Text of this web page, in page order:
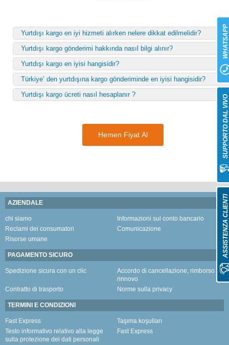
Yurtdışı kargo en iyi hizmeti alırken nelere dikkat edilmelidir?
Yurtdışı kargo gönderimi hakkında nasıl bilgi alınır?
Yurtdışı kargo en iyisi hangisidir?
Türkiye’ den yurtdışına kargo gönderiminde en iyisi hangisidir?
Yurtdışı kargo ücreti nasıl hesaplanır ?
Hemen Fiyat Al
AZIENDALE
chi siamo
Informazioni sul conto bancario
Reclami dei consumatori
Comunicazione
Risorse umane
PAGAMENTO SICURO
Spedizione sicura con un clic
Accordo di cancellazione, rimborso e
rinnovo
Contratto di trasporto
Norme sulla privacy
TERMINI E CONDIZIONI
Fast Express
Taşıma koşulları
Testo informativo relativo alla legge
sulla protezione dei dati personali
Fast Express
ASSISTENZA CLIENTI
SUPPORTO DAL VIVO
WHATSAPP